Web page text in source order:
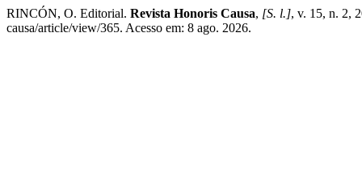
RINCÓN, O. Editorial. Revista Honoris Causa, [S. l.], v. 15, n. 2,
causa/article/view/365. Acesso em: 8 ago. 2026.